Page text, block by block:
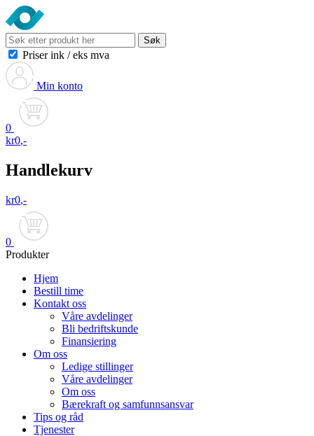
Søk
Priser ink / eks mva
Min konto
0
kr0,-
Handlekurv
kr0,-
0
Produkter
Hjem
Bestill time
Kontakt oss
Våre avdelinger
Bli bedriftskunde
Finansiering
Om oss
Ledige stillinger
Våre avdelinger
Om oss
Bærekraft og samfunnsansvar
Tips og råd
Tjenester